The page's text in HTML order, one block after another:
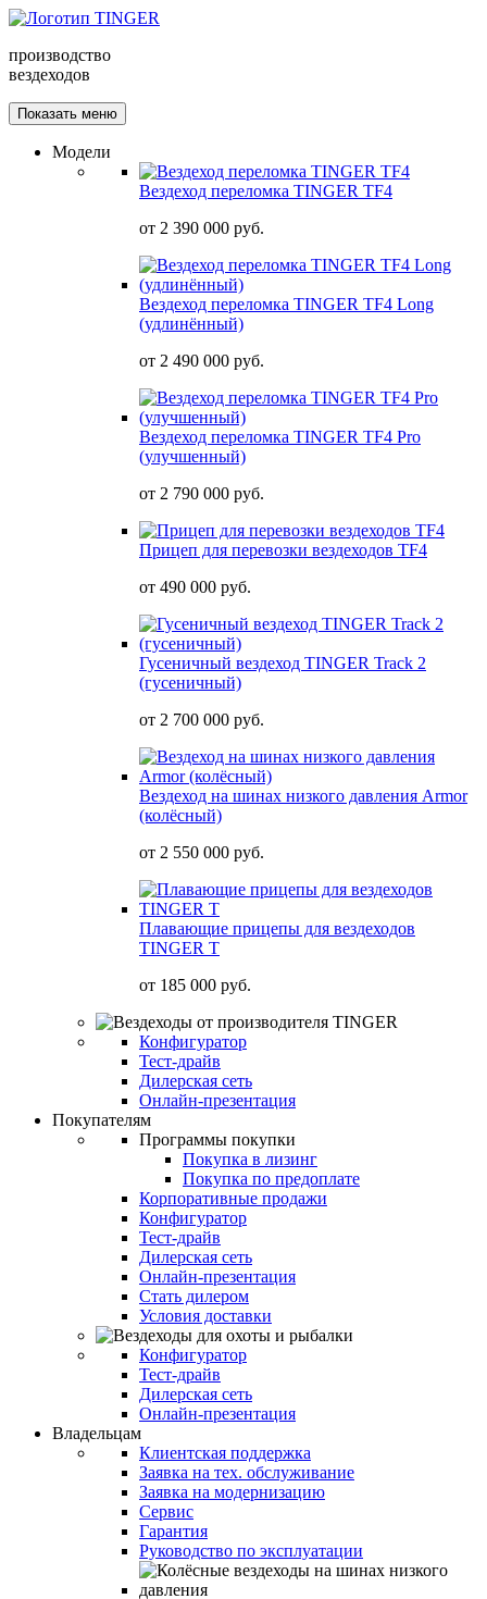
производство
вездеходов
Показать меню
Модели
Вездеход переломка TINGER TF4
от 2 390 000 руб.
Вездеход переломка TINGER TF4 Long
(удлинённый)
от 2 490 000 руб.
Вездеход переломка TINGER TF4 Pro
(улучшенный)
от 2 790 000 руб.
Прицеп для перевозки вездеходов TF4
от 490 000 руб.
Гусеничный вездеход TINGER Track 2
(гусеничный)
от 2 700 000 руб.
Вездеход на шинах низкого давления Armor
(колёсный)
от 2 550 000 руб.
Плавающие прицепы для вездеходов
TINGER T
от 185 000 руб.
Конфигуратор
Тест-драйв
Дилерская сеть
Онлайн-презентация
Покупателям
Программы покупки
Покупка в лизинг
Покупка по предоплате
Корпоративные продажи
Конфигуратор
Тест-драйв
Дилерская сеть
Онлайн-презентация
Стать дилером
Условия доставки
Конфигуратор
Тест-драйв
Дилерская сеть
Онлайн-презентация
Владельцам
Клиентская поддержка
Заявка на тех. обслуживание
Заявка на модернизацию
Сервис
Гарантия
Руководство по эксплуатации